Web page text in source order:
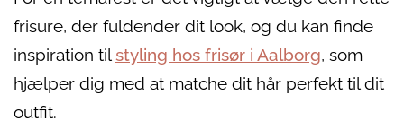
frisure, der fuldender dit look, og du kan finde
inspiration tilstyling hos frisør i Aalborg, som
hjælper dig med at matche dit hår perfekt til dit
outfit.